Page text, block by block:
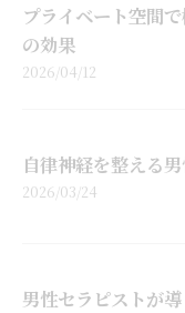
プライベート空間
の効果
2026/04/12
自律神経を整える
2026/03/24
男性セラピストが